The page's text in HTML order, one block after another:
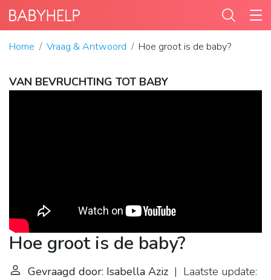
Home Vraag & Antwoord Hoe groot is de baby?
VAN BEVRUCHTING TOT BABY
Hoe groot is de baby?
Gevraagd door: Isabella Aziz | Laatste update: